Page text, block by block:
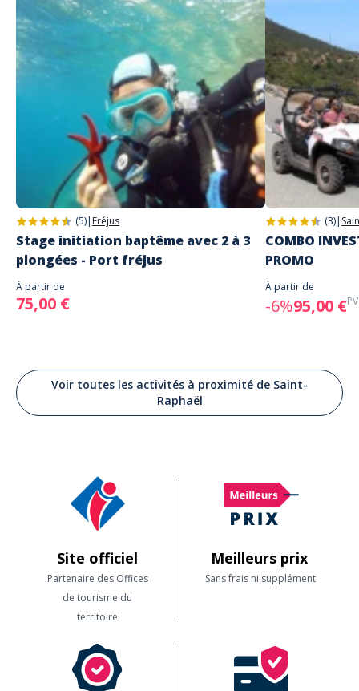
(5)| Fréjus
Stage initiation baptême avec 2 à 3
plongées - Port fréjus
À partir de
75,00 €
(3)|
COMBO
PROMO
À partir de
-6%95,00 €
Voir toutes les activités à proximité de Saint-
Raphaël
Site officiel
Partenaire des Offices
de tourisme du
territoire
Meilleurs prix
Sans frais ni supplément